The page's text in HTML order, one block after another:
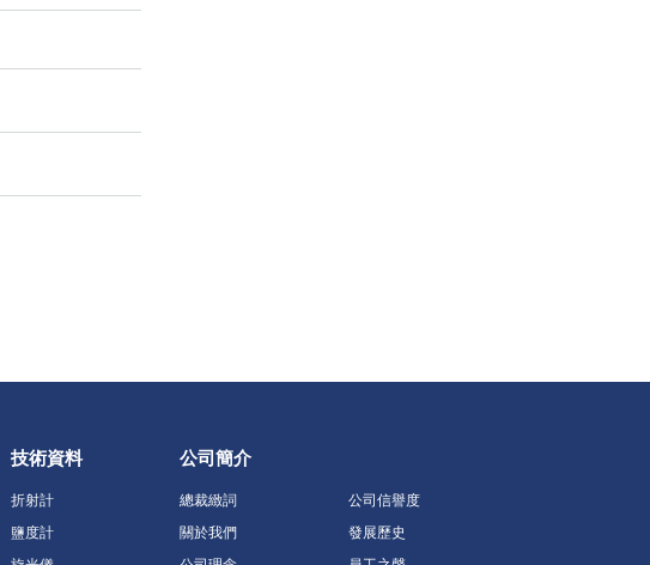
技術資料
折射計
鹽度計
公司簡介
總裁緻詞
關於我們
公司信譽度
發展歷史